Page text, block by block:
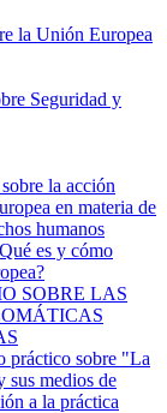
la Unión Europea
Seguridad y
la acción
en materia de
humanos
es y cómo
SOBRE LAS
práctico sobre "La
sus medios de
a la práctica